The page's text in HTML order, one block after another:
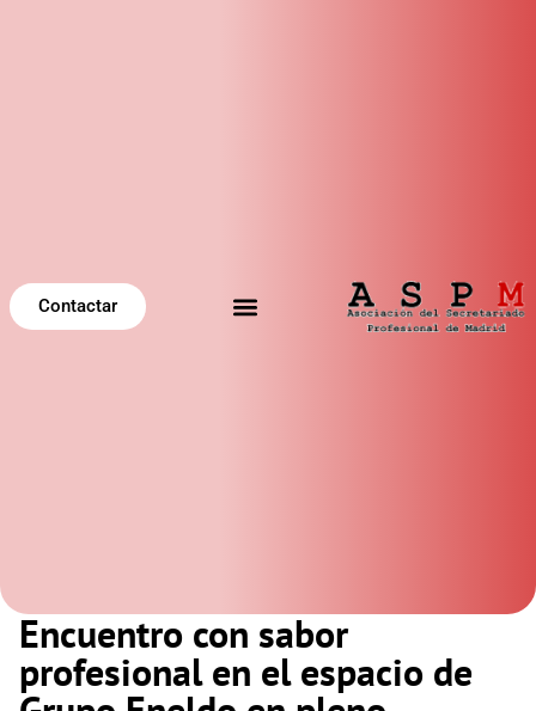
Contactar
Encuentro con sabor
profesional en el espacio de